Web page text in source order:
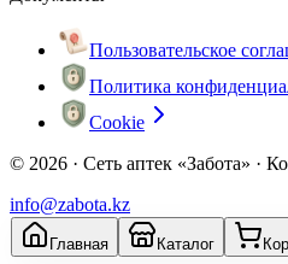
Пользовательское
Политика
Cookie
© 2026 · Сеть аптек «Забота» ·
info@zabota.kz
Главная Каталог